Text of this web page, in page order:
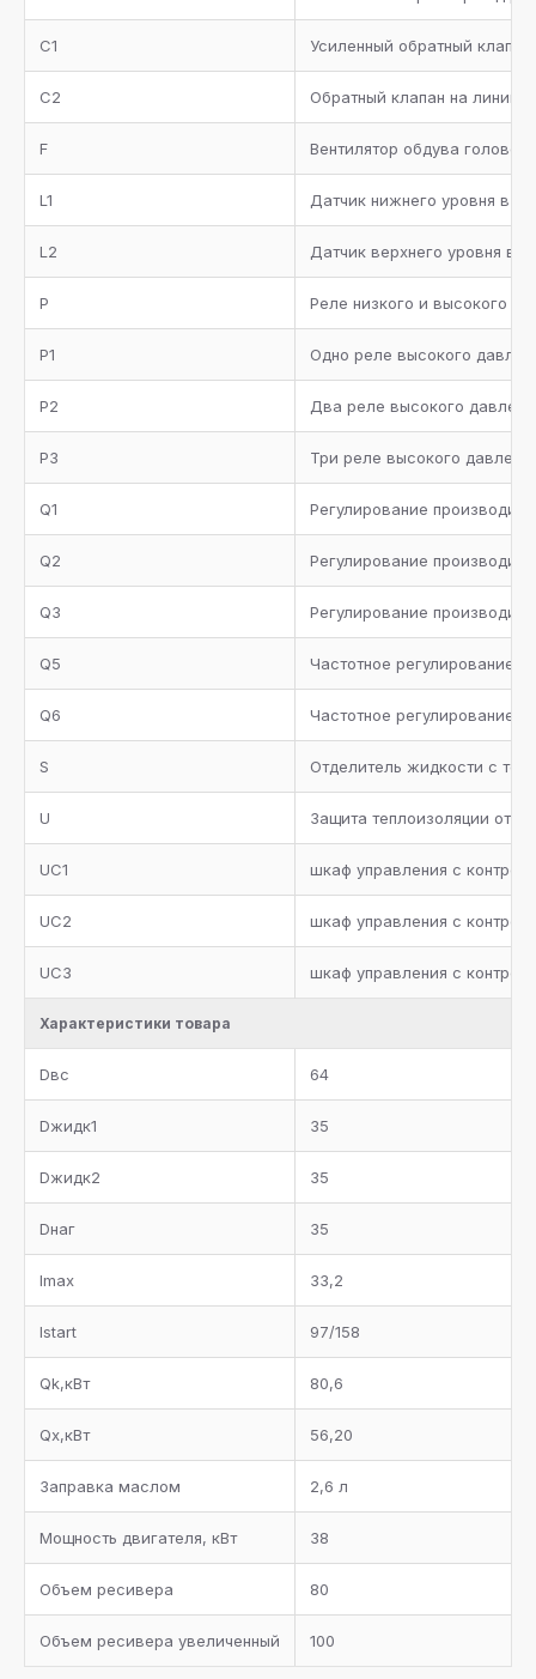
каждый компрессор
Фильтр-очиститель на линии всасывания
Коллектор всасывания с теплоизоляцией
Металлическая окрашенная рама
Манометры высокого и низкого давления
Комплект запорных вентилей
Комплект документации
C1 Усиленный обратный
C2 Обратный клапан на линию
F Вентилятор обдува головок
L1 Датчик нижнего уровня в
L2 Датчик верхнего уровня в
P Реле низкого и высокого
P1 Одно реле высокого
P2 Два реле высокого
P3 Три реле высокого
Q1 Регулирование
Q2 Регулирование
Q3 Регулирование
Q5 Частотное регулирование
Q6 Частотное регулирование
S Отделитель жидкости с
U Защита теплоизоляции от
UC1 шкаф управления с
UC2 шкаф управления с
UC3 шкаф управления с
Характеристики товара
Dвс 64
Dжидк1 35
Dжидк2 35
Dнаг 35
Imax 33,2
Istart 97/158
Qk,кВт 80,6
Qx,кВт 56,20
Заправка маслом 2,6 л
Мощность двигателя, кВт 38
Объем ресивера 80
Объем ресивера увеличенный 100